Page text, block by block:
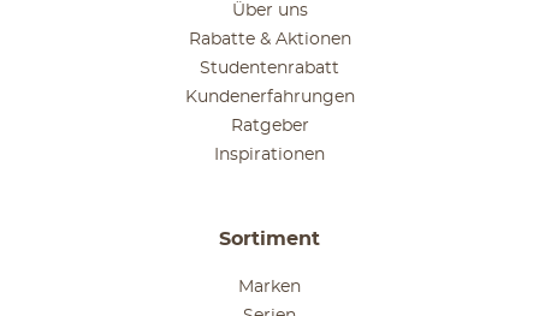
Über uns
Rabatte & Aktionen
Studentenrabatt
Kundenerfahrungen
Ratgeber
Inspirationen
Sortiment
Marken